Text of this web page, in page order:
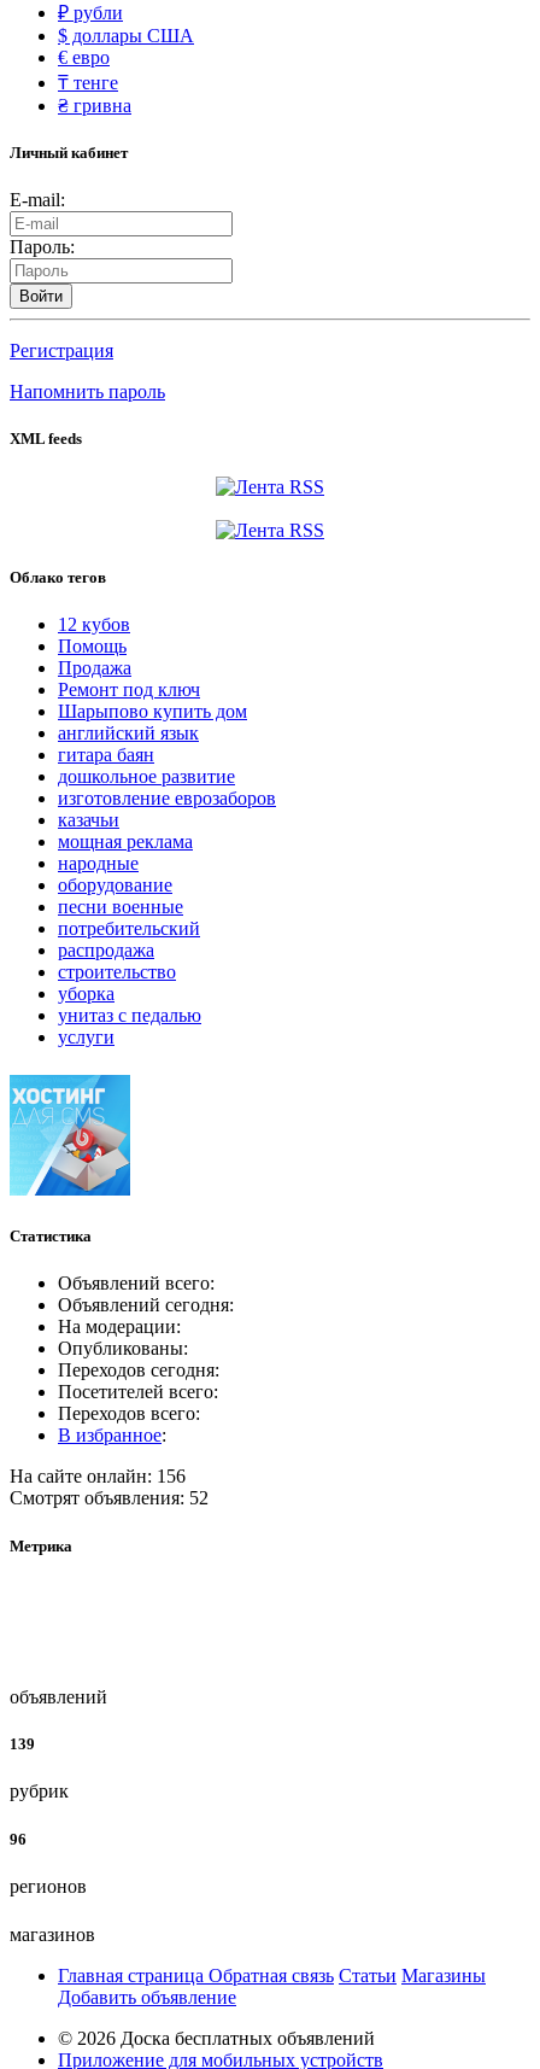
₽ рубли
$ доллары США
€ евро
₸ тенге
₴ гривна
Личный кабинет
E-mail:
Пароль:
Войти
Регистрация
Напомнить пароль
XML feeds
Облако тегов
12 кубов
Помощь
Продажа
Ремонт под ключ
Шарыпово купить дом
английский язык
гитара баян
дошкольное развитие
изготовление еврозаборов
казачьи
мощная реклама
народные
оборудование
песни военные
потребительский
распродажа
строительство
уборка
унитаз с педалью
услуги
Статистика
Объявлений всего:
Объявлений сегодня:
На модерации:
Опубликованы:
Переходов сегодня:
Посетителей всего:
Переходов всего:
В избранное:
На сайте онлайн: 156
Смотрят объявления: 52
Метрика
объявлений
139
рубрик
96
регионов
магазинов
Главная страница Обратная связь Статьи Магазины
Добавить объявление
© 2026 Доска бесплатных объявлений
Приложение для мобильных устройств